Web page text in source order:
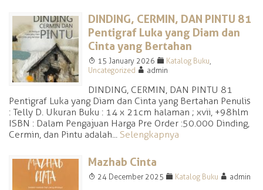
DINDING, CERMIN, DAN PINTU 81
Pentigraf Luka yang Diam dan
Cinta yang Bertahan
T 15 January 2026 F Katalog Buku,
Uncategorized A admin
DINDING, CERMIN, DAN PINTU 81
Pentigraf Luka yang Diam dan Cinta yang Bertahan Penulis
: Telly D. Ukuran Buku : 14 x 21cm halaman ; xvii, +98hlm
ISBN : Dalam Pengajuan Harga Pre Order :50.000 Dinding,
Cermin, dan Pintu adalah... Selengkapnya
Mazhab Cinta
T 24 December 2025 F Katalog Buku A admin